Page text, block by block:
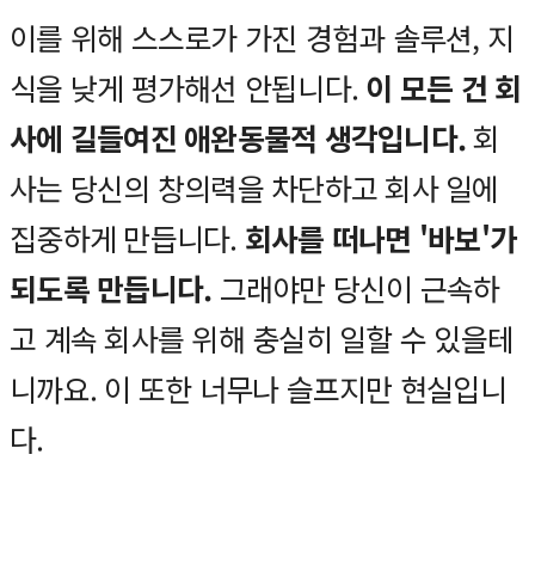
이를 위해 스스로가 가진 경험과 솔루션, 지
식을 낮게 평가해선 안됩니다. 이 모든 건 회
사에 길들여진 애완동물적 생각입니다.회
사는 당신의 창의력을 차단하고 회사 일에
집중하게 만듭니다. 회사를 떠나면 '바보'가
되도록 만듭니다. 그래야만 당신이 근속하
고 계속 회사를 위해 충실히 일할 수 있을테
니까요. 이 또한 너무나 슬프지만 현실입니
다.